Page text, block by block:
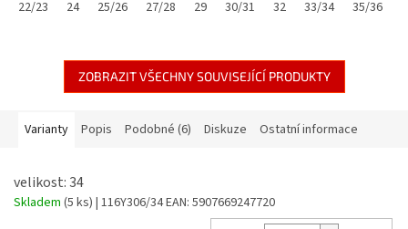
22/23
24 25/26 27/28 29 30/31 32 33/34 35/36
ZOBRAZIT VŠECHNY SOUVISEJÍCÍ PRODUKTY
Varianty Popis Podobné (6) Diskuze Ostatní informace
velikost: 34
Skladem (5 ks) | 116Y306/34EAN: 5907669247720